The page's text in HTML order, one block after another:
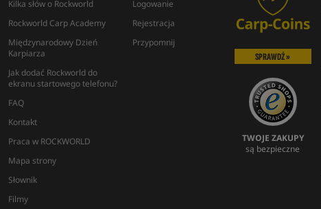
Kilka słów o Rockworld
Rockworld Carp Academy
Międzynarodowy Dzień
Karpiarza
Jak dodać Rockworld do
ekranu startowego telefonu?
FAQ
Kontakt
Praca w ROCKWORLD
Mapa strony
Słownik
Filmy
Logowanie
Rejestracja
Przypomnij
SPRAWDŹ »
TWOJE ZAKUPY
są bezpieczne